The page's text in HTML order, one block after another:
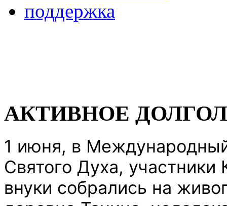
АКТИВНОЕ
1 июня, в
Святого Духа, участники
внуки собрались на